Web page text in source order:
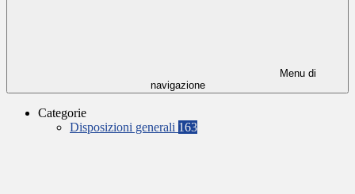
Menu di
navigazione
Categorie
Disposizioni generali 163